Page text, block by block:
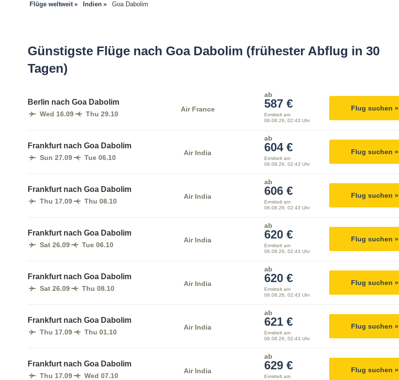
Flüge weltweit Indien Goa Dabolim
Günstigste Flüge nach Goa Dabolim (frühester Abflug in 30
Tagen)
Berlin nach Goa Dabolim
Wed 16.09 Thu 29.10
Air France
ab
587 €
Ermittelt am
06.08.26, 02:43 Uhr
Flug suchen »
Frankfurt nach Goa Dabolim
Sun 27.09 Tue 06.10
Air India
ab
604 €
Ermittelt am
06.08.26, 02:43 Uhr
Flug suchen »
Frankfurt nach Goa Dabolim
Thu 17.09 Thu 08.10
Air India
ab
606 €
Ermittelt am
06.08.26, 02:43 Uhr
Flug suchen »
Frankfurt nach Goa Dabolim
Sat 26.09 Tue 06.10
Air India
ab
620 €
Ermittelt am
06.08.26, 02:43 Uhr
Flug suchen »
Frankfurt nach Goa Dabolim
Sat 26.09 Thu 08.10
Air India
ab
620 €
Ermittelt am
06.08.26, 02:43 Uhr
Flug suchen »
Frankfurt nach Goa Dabolim
Thu 17.09 Thu 01.10
Air India
ab
621 €
Ermittelt am
06.08.26, 02:43 Uhr
Flug suchen »
Frankfurt nach Goa Dabolim
Thu 17.09 Wed 07.10
Air India
ab
629 €
Ermittelt am
Flug suchen »